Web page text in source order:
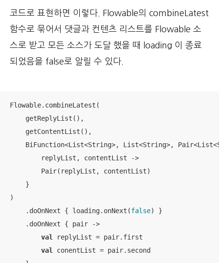
코드로 표현하면 이렇다. Flowable의 combineLatest
함수로 묶어서 댓글과 컨텐츠 리스트를 Flowable 소
스로 받고 모든 소스가 도달 했을 때 loading 이 종료
되었음을 false로 알릴 수 있다.
Flowable.combineLatest(
    getReplyList(),
    getContentList(),
BiFunction<List<String>, List<String>,
        replyList, contentList ->
        Pair(replyList, contentList)
    }
)
    .doOnNext { loading.onNext(
false) }
    .doOnNext { pair ->
val replyList = pair.first
val conentList = pair.second